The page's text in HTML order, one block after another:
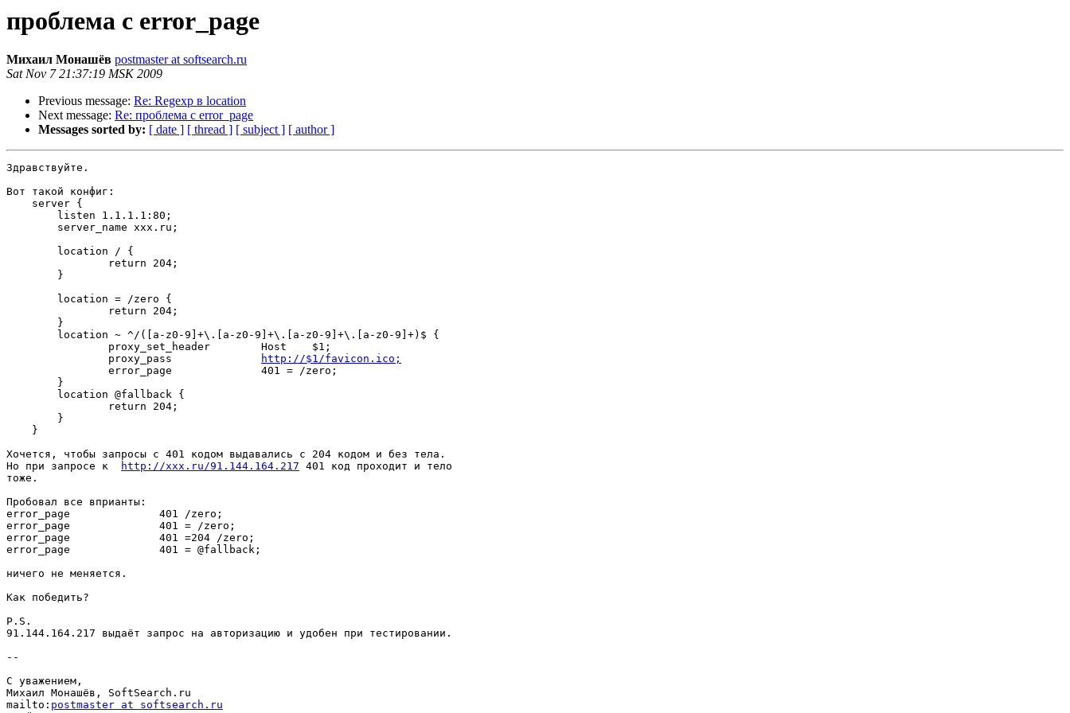
проблема с error_page
Михаил Монашёв postmaster at softsearch.ru
Sat Nov 7 21:37:19 MSK 2009
Previous message: Re: Regexp в location
Next message: Re: проблема с error_page
Messages sorted by: [ date ] [ thread ] [ subject ] [ author ]
Здравствуйте.
Вот такой конфиг:
    server {
        listen 1.1.1.1:80;
        server_name xxx.ru;
        location / {
                return 204;
        }
        location = /zero {
                return 204;
        }
        location ~ ^/([a-z0-9]+\.[a-z0-9]+\.[a-z0-9]+\.[a-z0-9]+)$ {
                proxy_set_header        Host    $1;
                proxy_pass
http://$1/favicon.ico;
                error_page              401 = /zero;
        }
        location @fallback {
                return 204;
        }
    }
Хочется, чтобы запросы с 401 кодом выдавались с 204 кодом и без тела.
Но при запросе к
http://xxx.ru/91.144.164.217 401 код проходит и тело
тоже.
Пробовал все вприанты:
error_page              401 /zero;
error_page              401 = /zero;
error_page              401 =204 /zero;
error_page              401 = @fallback;
ничего не меняется.
Как победить?
P.S.
91.144.164.217 выдаёт запрос на авторизацию и удобен при тестировании.
--
С уважением,
Михаил Монашёв, SoftSearch.ru
mailto: postmaster at softsearch.ru